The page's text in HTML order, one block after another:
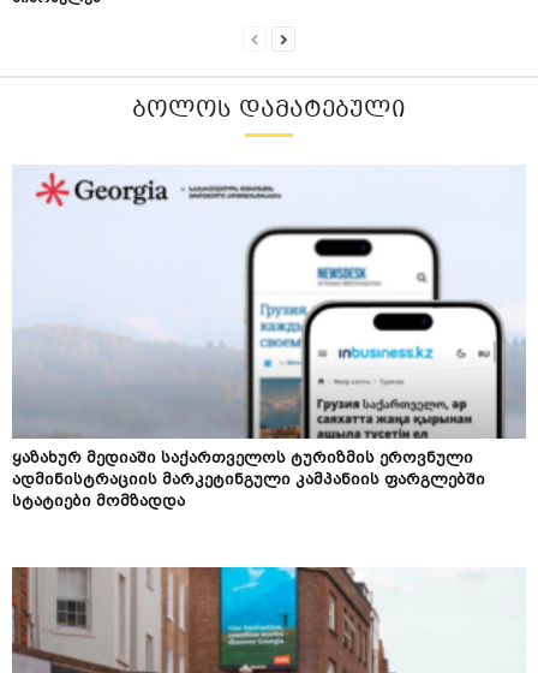
ᲑᲝᲚᲝᲡ ᲓᲐᲛᲐᲢᲔᲑᲣᲚᲘ
ყაზახურ მედიაში საქართველოს ტურიზმის ეროვნული
ადმინისტრაციის მარკეტინგული კამპანიის ფარგლებში
სტატიები მომზადდა